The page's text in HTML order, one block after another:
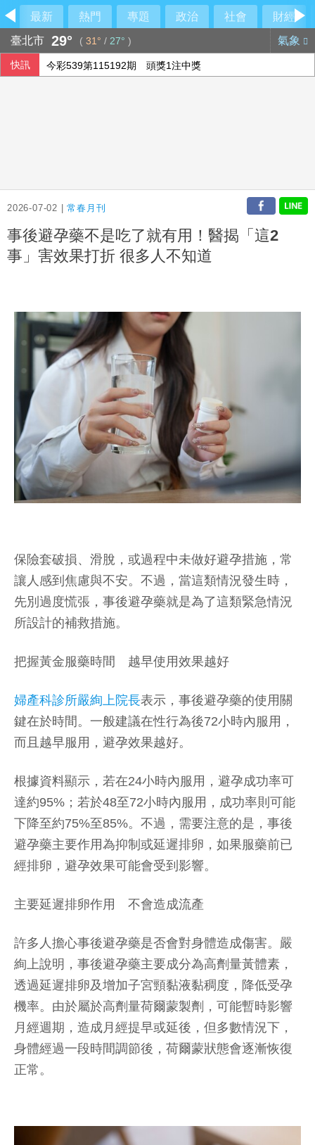
最新 熱門 專題 政治 社會
財經
臺北市 29° ( 31° / 27° ) 氣象
快訊 今彩539第115192期 頭獎1注中獎
2026-07-02 |常春月刊
事後避孕藥不是吃了就有用！醫揭「這2
事」害效果打折 很多人不知道
保險套破損、滑脫，或過程中未做好避孕措施，常
讓人感到焦慮與不安。不過，當這類情況發生時，
先別過度慌張，事後避孕藥就是為了這類緊急情況
所設計的補救措施。
把握黃金服藥時間 越早使用效果越好
婦產科診所嚴絢上院長表示，事後避孕藥的使用關
鍵在於時間。一般建議在性行為後72小時內服用，
而且越早服用，避孕效果越好。
根據資料顯示，若在24小時內服用，避孕成功率可
達約95%；若於48至72小時內服用，成功率則可能
下降至約75%至85%。不過，需要注意的是，事後
避孕藥主要作用為抑制或延遲排卵，如果服藥前已
經排卵，避孕效果可能會受到影響。
主要延遲排卵作用 不會造成流產
許多人擔心事後避孕藥是否會對身體造成傷害。嚴
絢上說明，事後避孕藥主要成分為高劑量黃體素，
透過延遲排卵及增加子宮頸黏液黏稠度，降低受孕
機率。由於屬於高劑量荷爾蒙製劑，可能暫時影響
月經週期，造成月經提早或延後，但多數情況下，
身體經過一段時間調節後，荷爾蒙狀態會逐漸恢復
正常。